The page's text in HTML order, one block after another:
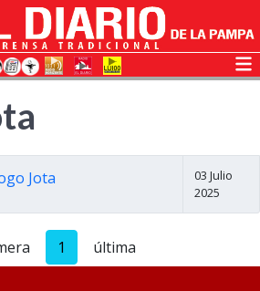
Jota
03 Julio
2025
1 última